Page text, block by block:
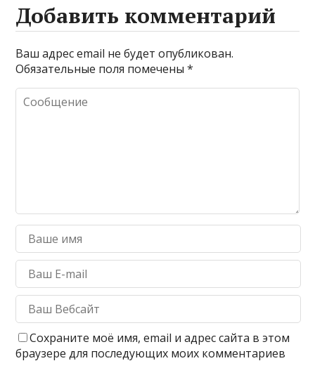
Добавить комментарий
Ваш адрес email не будет опубликован.
Обязательные поля помечены*
Сохраните моё имя, email и адрес сайта в этом
браузере для последующих моих комментариев